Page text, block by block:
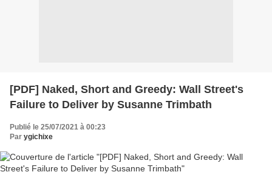
[PDF] Naked, Short and Greedy: Wall Street's
Failure to Deliver by Susanne Trimbath
Publié le 25/07/2021 à 00:23
Par ygichixe